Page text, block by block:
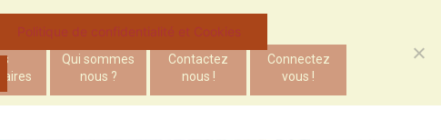
Qui sommes
nous ?
Contactez
nous !
Connectez
vous !
Politique de confidentialité et Cookies